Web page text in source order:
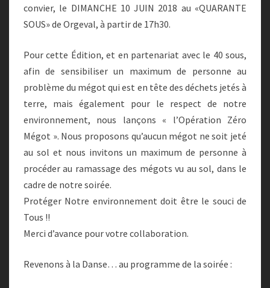
OPÉRATION
ZÉRO
convier, le DIMANCHE 10 JUIN 2018 au «QUARANTE
SOUS» de Orgeval, à partir de 17h30.
Pour cette Édition, et en partenariat avec le 40 sous,
afin de sensibiliser un maximum de personne au
problème du mégot qui est en tête des déchets jetés à
terre, mais également pour le respect de notre
environnement, nous lançons « l’Opération Zéro
Mégot ». Nous proposons qu’aucun mégot ne soit jeté
au sol et nous invitons un maximum de personne à
procéder au ramassage des mégots vu au sol, dans le
cadre de notre soirée.
Protéger Notre environnement doit être le souci de
Tous !!
Merci d’avance pour votre collaboration.
Revenons à la Danse… au programme de la soirée :